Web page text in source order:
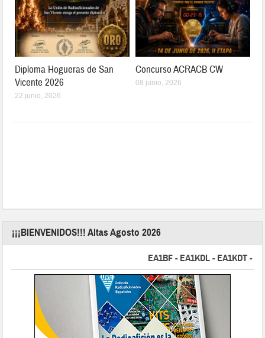
Diploma Hogueras de San
Vicente 2026
22 junio, 2026
Concurso ACRACB CW
08 junio, 2026
¡¡¡BIENVENIDOS!!! Altas Agosto 2026
EA1BF - EA1KDL - EA1KDT -